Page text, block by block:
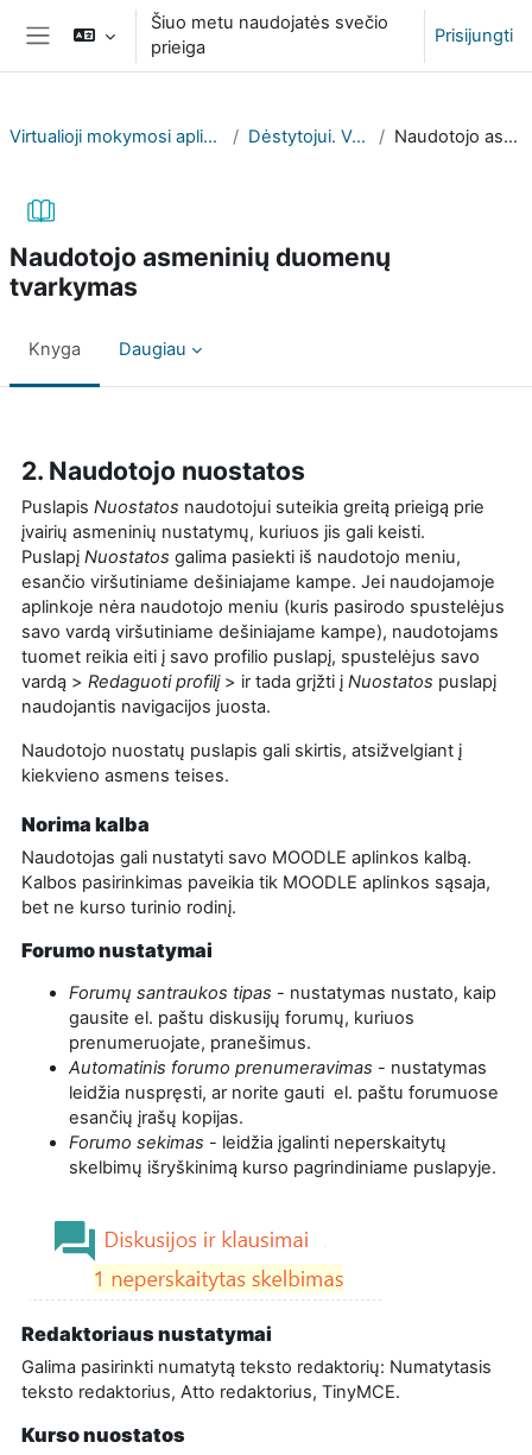
Pereiti į pagrindinį turinį
Šoninis skydelis
Šiuo metu naudojatės svečio
prieiga
Prisijungti
Virtualioji mokymosi aplinka (VPMA) profesinių mokyklų atstovams Dėstytojui. Vadovas ir aktuali informacija Naudotojo asmeninių duomenų tvarkymas
Naudotojo asmeninių duomenų
tvarkymas
Knyga Daugiau
2. Naudotojo nuostatos
Puslapis Nuostatos naudotojui suteikia greitą prieigą prie
įvairių asmeninių nustatymų, kuriuos jis gali keisti.
Puslapį Nuostatos galima pasiekti iš naudotojo meniu,
esančio viršutiniame dešiniajame kampe. Jei naudojamoje
aplinkoje nėra naudotojo meniu (kuris pasirodo spustelėjus
savo vardą viršutiniame dešiniajame kampe), naudotojams
tuomet reikia eiti į savo profilio puslapį, spustelėjus savo
vardą > Redaguoti profilį > ir tada grįžti į Nuostatos puslapį
naudojantis navigacijos juosta.
Naudotojo nuostatų puslapis gali skirtis, atsižvelgiant į
kiekvieno asmens teises.
Norima kalba
Naudotojas gali nustatyti savo MOODLE aplinkos kalbą.
Kalbos pasirinkimas paveikia tik MOODLE aplinkos sąsaja,
bet ne kurso turinio rodinį.
Forumo nustatymai
Forumų santraukos tipas - nustatymas nustato, kaip
gausite el. paštu diskusijų forumų, kuriuos
prenumeruojate, pranešimus.
Automatinis forumo prenumeravimas - nustatymas
leidžia nuspręsti, ar norite gauti el. paštu forumuose
esančių įrašų kopijas.
Forumo sekimas - leidžia įgalinti neperskaitytų
skelbimų išryškinimą kurso pagrindiniame puslapyje.
Redaktoriaus nustatymai
Galima pasirinkti numatytą teksto redaktorių: Numatytasis
teksto redaktorius, Atto redaktorius, TinyMCE.
Kurso nuostatos